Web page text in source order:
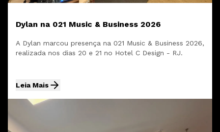
Dylan na 021 Music & Business 2026
A Dylan marcou presença na 021 Music & Business 2026,
realizada nos dias 20 e 21 no Hotel C Design - RJ.
Leia Mais